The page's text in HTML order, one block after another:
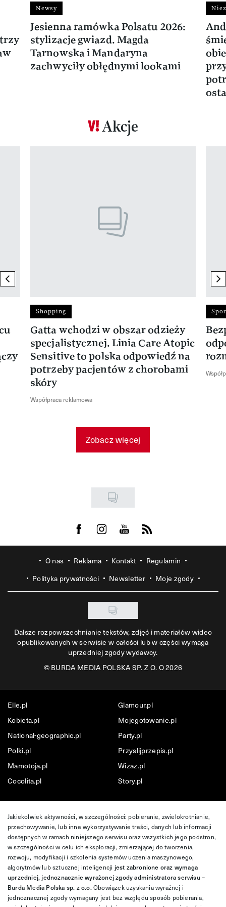
Newsy
Jesienna ramówka Polsatu 2026:
stylizacje gwiazd. Magda
Tarnowska i Mandaryna
zachwyciły obłędnymi lookami
Akcje
previous element
Shopping
Gatta wchodzi w obszar odzieży
specjalistycznej. Linia Care Atopic
Sensitive to polska odpowiedź na
potrzeby pacjentów z chorobami
skóry
Współpraca reklamowa
Zobacz więcej
Visit us on Facebook
Visit us on Instagram
Visit us on Youtube
Visit us on Rss
O nas Reklama Kontakt
Regulamin
Polityka prywatności
Newsletter Moje zgody
Dalsze rozpowszechnianie tekstów, zdjęć i materiałów wideo
opublikowanych w serwisie w całości lub w części wymaga
uprzedniej zgody wydawcy.
©BURDA MEDIA POLSKA SP. Z O. O 2026
Elle.pl
Glamour.pl
Kobieta.pl
Mojegotowanie.pl
National-geographic.pl
Party.pl
Polki.pl
Przyslijprzepis.pl
Mamotoja.pl
Wizaz.pl
Cocolita.pl
Story.pl
Jakiekolwiek aktywności, w szczególności: pobieranie, zwielokrotnianie,
przechowywanie, lub inne wykorzystywanie treści, danych lub informacji
dostępnych w ramach niniejszego serwisu oraz wszystkich jego podstron,
w szczególności w celu ich eksploracji, zmierzającej do tworzenia,
rozwoju, modyfikacji i szkolenia systemów uczenia maszynowego,
algorytmów lub sztucznej inteligencji jest zabronione oraz wymaga
uprzedniej, jednoznacznie wyrażonej zgody administratora serwisu –
Burda Media Polska sp. z o.o.Obowiązek uzyskania wyraźnej i
jednoznacznej zgody wymagany jest bez względu sposób pobierania,